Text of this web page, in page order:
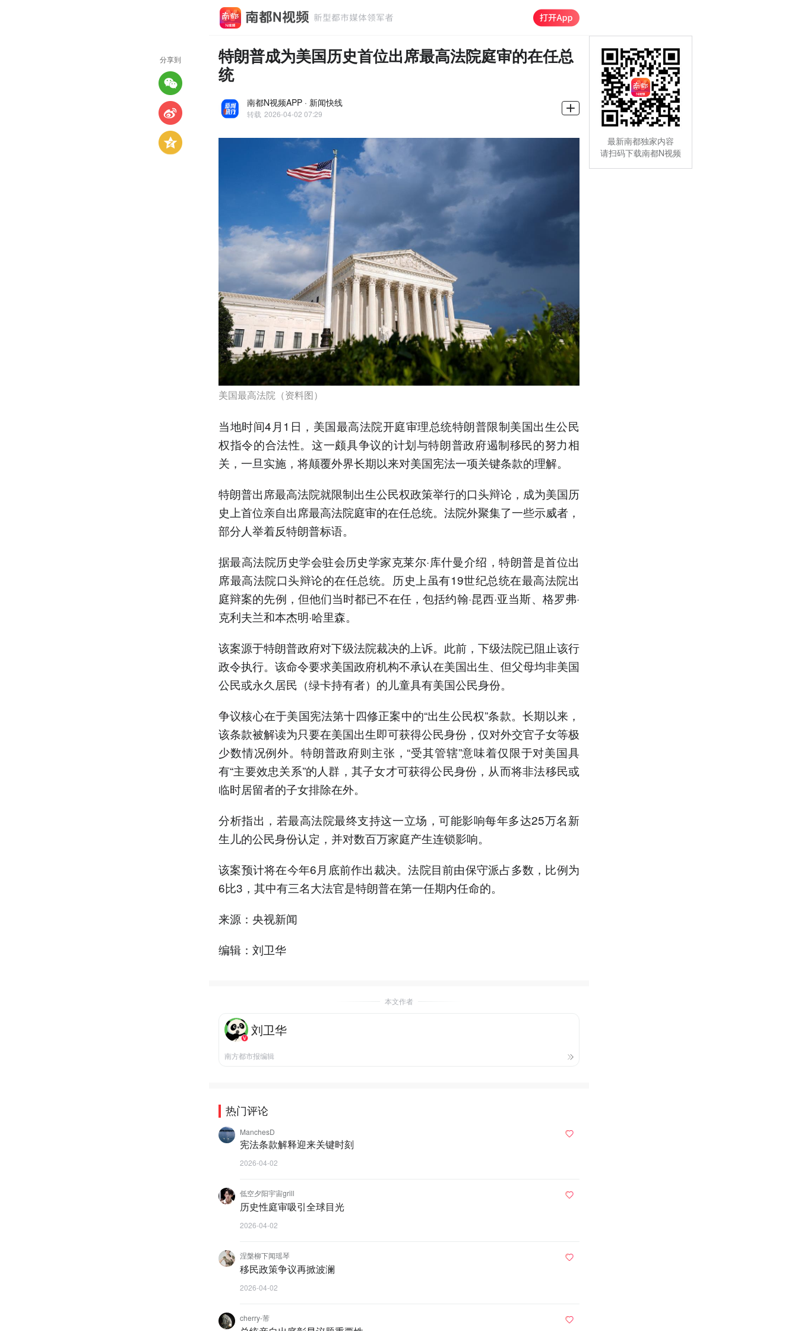
特朗普成为美国历史首位出席最高法院庭审的在任总
统
南都N视频APP · 新闻快线
转载 2026-04-02 07:29
美国最高法院（资料图）
当地时间4月1日，美国最高法院开庭审理总统特朗普限制美国出生公民
权指令的合法性。这一颇具争议的计划与特朗普政府遏制移民的努力相
关，一旦实施，将颠覆外界长期以来对美国宪法一项关键条款的理解。
特朗普出席最高法院就限制出生公民权政策举行的口头辩论，成为美国历
史上首位亲自出席最高法院庭审的在任总统。法院外聚集了一些示威者，
部分人举着反特朗普标语。
据最高法院历史学会驻会历史学家克莱尔·库什曼介绍，特朗普是首位出
席最高法院口头辩论的在任总统。历史上虽有19世纪总统在最高法院出
庭辩案的先例，但他们当时都已不在任，包括约翰·昆西·亚当斯、格罗弗·
克利夫兰和本杰明·哈里森。
该案源于特朗普政府对下级法院裁决的上诉。此前，下级法院已阻止该行
政令执行。该命令要求美国政府机构不承认在美国出生、但父母均非美国
公民或永久居民（绿卡持有者）的儿童具有美国公民身份。
争议核心在于美国宪法第十四修正案中的“出生公民权”条款。长期以来，
该条款被解读为只要在美国出生即可获得公民身份，仅对外交官子女等极
少数情况例外。特朗普政府则主张，“受其管辖”意味着仅限于对美国具
有“主要效忠关系”的人群，其子女才可获得公民身份，从而将非法移民或
临时居留者的子女排除在外。
分析指出，若最高法院最终支持这一立场，可能影响每年多达25万名新
生儿的公民身份认定，并对数百万家庭产生连锁影响。
该案预计将在今年6月底前作出裁决。法院目前由保守派占多数，比例为
6比3，其中有三名大法官是特朗普在第一任期内任命的。
来源：央视新闻
编辑：刘卫华
本文作者
刘卫华
南方都市报编辑
热门评论
ManchesD
宪法条款解释迎来关键时刻
2026-04-02
低空夕阳宇宙grill
历史性庭审吸引全球目光
2026-04-02
涅槃柳下闻瑶琴
移民政策争议再掀波澜
2026-04-02
cherry-芾
分享到
最新南都独家内容
请扫码下载南都N视频